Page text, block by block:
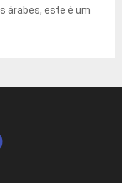
árabes, este é um